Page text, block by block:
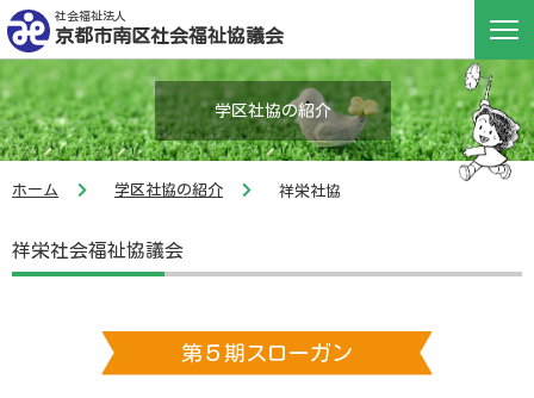
社会福祉法人
京都市南区社会福祉協議会
学区社協の紹介
ホーム 学区社協の紹介 祥栄社協
祥栄社会福祉協議会
第５期スローガン